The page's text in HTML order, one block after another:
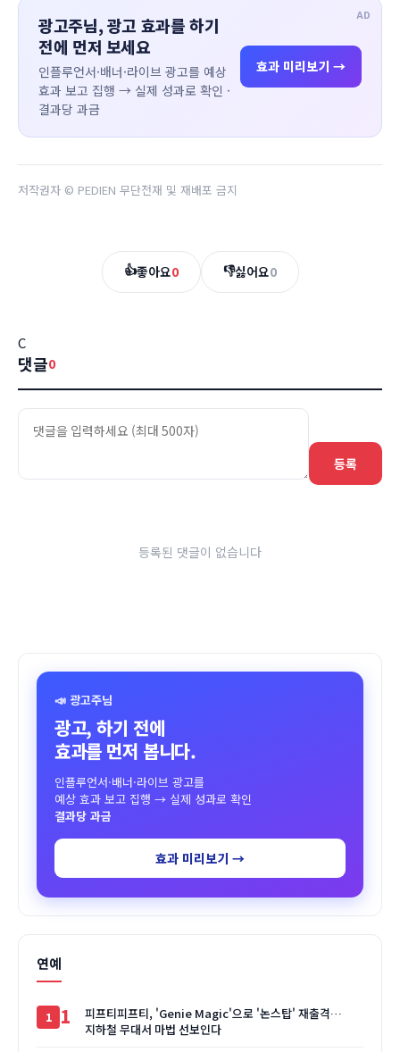
AD
광고주님, 광고 효과를 하기
전에 먼저 보세요
인플루언서·배너·라이브 광고를 예상
효과 보고 집행 → 실제 성과로 확인 ·
결과당 과금
효과 미리보기 →
저작권자 © PEDIEN 무단전재 및 재배포 금지
👍좋아요0 👎싫어요0
C
댓글0
등록
등록된 댓글이 없습니다
📣 광고주님
광고, 하기 전에
효과를 먼저 봅니다.
인플루언서·배너·라이브 광고를
예상 효과 보고 집행 → 실제 성과로 확인
결과당 과금
효과 미리보기 →
연예
1
피프티피프티, 'Genie Magic'으로 '논스탑' 재출격…
지하철 무대서 마법 선보인다